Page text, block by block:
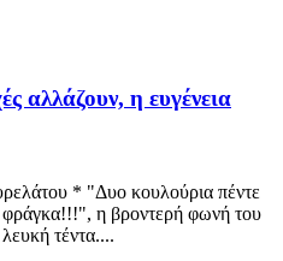
αλλάζουν, η ευγένεια
* "Δυο κουλούρια πέντε
η βροντερή φωνή του
τέντα....